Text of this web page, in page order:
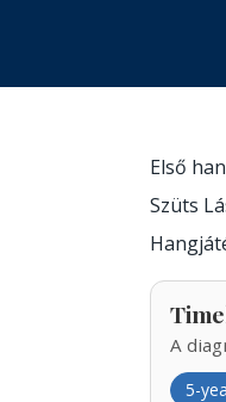
Első
Szüts
A
5-